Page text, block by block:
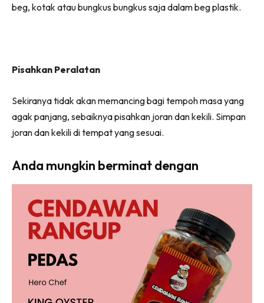
beg, kotak atau bungkus bungkus saja dalam beg plastik.
Pisahkan Peralatan
Sekiranya tidak akan memancing bagi tempoh masa yang
agak panjang, sebaiknya pisahkan joran dan kekili. Simpan
joran dan kekili di tempat yang sesuai.
Anda mungkin berminat dengan